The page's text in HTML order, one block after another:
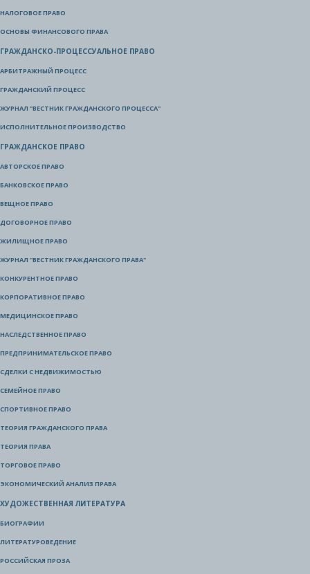
НАЛОГОВОЕ ПРАВО
ОСНОВЫ ФИНАНСОВОГО ПРАВА
ГРАЖДАНСКО-ПРОЦЕССУАЛЬНОЕ ПРАВО
АРБИТРАЖНЫЙ ПРОЦЕСС
ГРАЖДАНСКИЙ ПРОЦЕСС
ЖУРНАЛ "ВЕСТНИК ГРАЖДАНСКОГО ПРОЦЕССА"
ИСПОЛНИТЕЛЬНОЕ ПРОИЗВОДСТВО
ГРАЖДАНСКОЕ ПРАВО
АВТОРСКОЕ ПРАВО
БАНКОВСКОЕ ПРАВО
ВЕЩНОЕ ПРАВО
ДОГОВОРНОЕ ПРАВО
ЖИЛИЩНОЕ ПРАВО
ЖУРНАЛ "ВЕСТНИК ГРАЖДАНСКОГО ПРАВА"
КОНКУРЕНТНОЕ ПРАВО
КОРПОРАТИВНОЕ ПРАВО
МЕДИЦИНСКОЕ ПРАВО
НАСЛЕДСТВЕННОЕ ПРАВО
ПРЕДПРИНИМАТЕЛЬСКОЕ ПРАВО
СДЕЛКИ С НЕДВИЖИМОСТЬЮ
СЕМЕЙНОЕ ПРАВО
СПОРТИВНОЕ ПРАВО
ТЕОРИЯ ГРАЖДАНСКОГО ПРАВА
ТЕОРИЯ ПРАВА
ТОРГОВОЕ ПРАВО
ЭКОНОМИЧЕСКИЙ АНАЛИЗ ПРАВА
ХУДОЖЕСТВЕННАЯ ЛИТЕРАТУРА
БИОГРАФИИ
ЛИТЕРАТУРОВЕДЕНИЕ
РОССИЙСКАЯ ПРОЗА